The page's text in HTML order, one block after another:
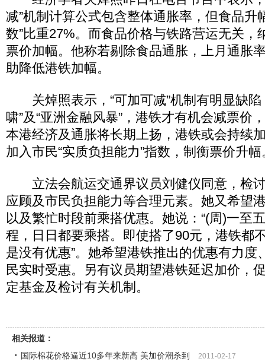
减”机制计算公式包含整体通胀率，但食品升
数”比重27%。而食品价格与铁路营运无关，
票价加幅。他称若剔除食品通胀，上月通胀
助降低港铁加幅。
关焯照表示，“可加可减”机制有明显缺陷
啸”及“亚洲金融风暴”，港铁才有机会减票价
本港经济及通胀将长期上扬，港铁或会持续
加入市民“实质负担能力”指数，制衡票价升幅
立法会航运交通界议员刘健仪同意，检讨
应顾及市民负担能力等合理元素。她又希望
以及繁忙时段前乘搭优惠。她说：“(周)一至
程，日日都要乘搭。即使搭了90元，港铁
是没有优惠”。她希望港铁推出的优惠有力度
民实时受惠。另有议员期望港铁延迟加价，
定基金及检讨有关机制。
相关报道：
国际棉花价格逼近10多年来新高 美加价潮杀到
2011-02-17